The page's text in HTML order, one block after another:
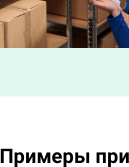
Примеры